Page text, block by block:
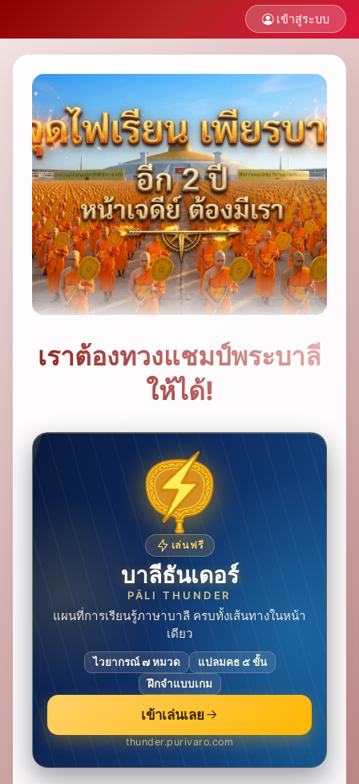
เข้าสู่ระบบ
เราต้องทวงแชมป์พระบาลี
ให้ได้!
เล่นฟรี
บาลีธันเดอร์
PĀLI THUNDER
แผนที่การเรียนรู้ภาษาบาลี ครบทั้งเส้นทางในหน้า
เดียว
ไวยากรณ์ ๗ หมวด
แปลมคธ ๕ ขั้น
ฝึกจำแบบเกม
เข้าเล่นเลย
thunder.purivaro.com